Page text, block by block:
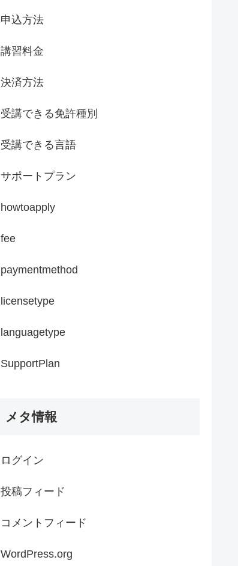
申込方法
講習料金
決済方法
受講できる免許種別
受講できる言語
サポートプラン
howtoapply
fee
paymentmethod
licensetype
languagetype
SupportPlan
メタ情報
ログイン
投稿フィード
コメントフィード
WordPress.org